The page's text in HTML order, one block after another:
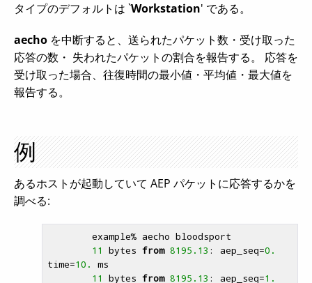
タイプのデフォルトは `Workstation' である。
aecho を中断すると、送られたパケット数・受け取った
応答の数・ 失われたパケットの割合を報告する。 応答を
受け取った場合、往復時間の最小値・平均値・最大値を
報告する。
例
あるホストが起動していて AEP パケットに応答するかを
調べる:
11
bytes from 8195.13 : aep_seq=0.
time=10.
ms
11
bytes from 8195.13 : aep_seq=1.